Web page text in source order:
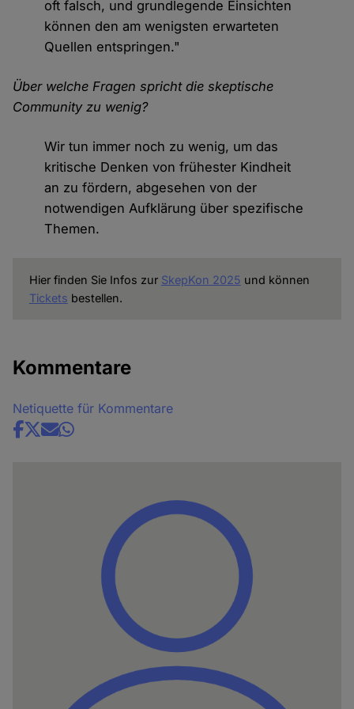
oft falsch, und grundlegende Einsichten
können den am wenigsten erwarteten
Quellen entspringen."
Über welche Fragen spricht die skeptische
Community zu wenig?
Wir tun immer noch zu wenig, um das
kritische Denken von frühester Kindheit
an zu fördern, abgesehen von der
notwendigen Aufklärung über spezifische
Themen.
Hier finden Sie Infos zur SkepKon 2025 und können
Tickets bestellen.
Kommentare
Netiquette für Kommentare
Share